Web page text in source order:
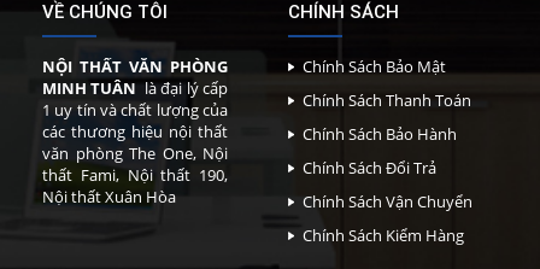
VỀ CHÚNG TÔI
NỘI THẤT VĂN PHÒNG
MINH TUÂN là đại lý cấp
1 uy tín và chất lượng của
các thương hiệu nội thất
văn phòng The One, Nội
thất Fami, Nội thất 190,
Nội thất Xuân Hòa
CHÍNH SÁCH
Chính Sách Bảo Mật
Chính Sách Thanh Toán
Chính Sách Bảo Hành
Chính Sách Đổi Trả
Chính Sách Vận Chuyển
Chính Sách Kiểm Hàng